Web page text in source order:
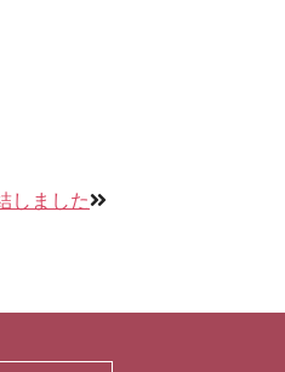
しました